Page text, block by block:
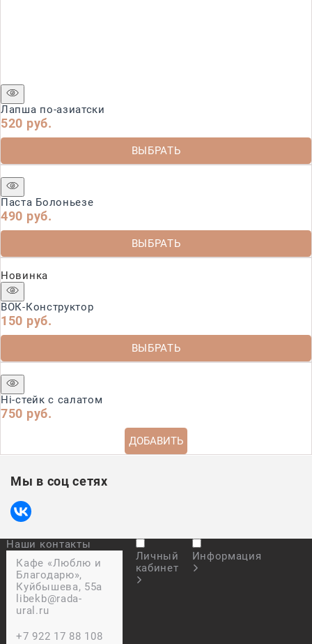
Лапша по-азиатски
520 руб.
ВЫБРАТЬ
Паста Болоньезе
490 руб.
ВЫБРАТЬ
Новинка
ВОК-Конструктор
150 руб.
ВЫБРАТЬ
Hi-стейк с салатом
750 руб.
ДОБАВИТЬ
Мы в соц сетях
Наши контакты
Кафе «Люблю и
Благодарю»,
Куйбышева, 55а
libekb@rada-
ural.ru
+7 922 17 88 108
Личный
кабинет
Информация